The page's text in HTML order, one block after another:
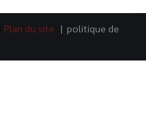
Plan du site | politique de